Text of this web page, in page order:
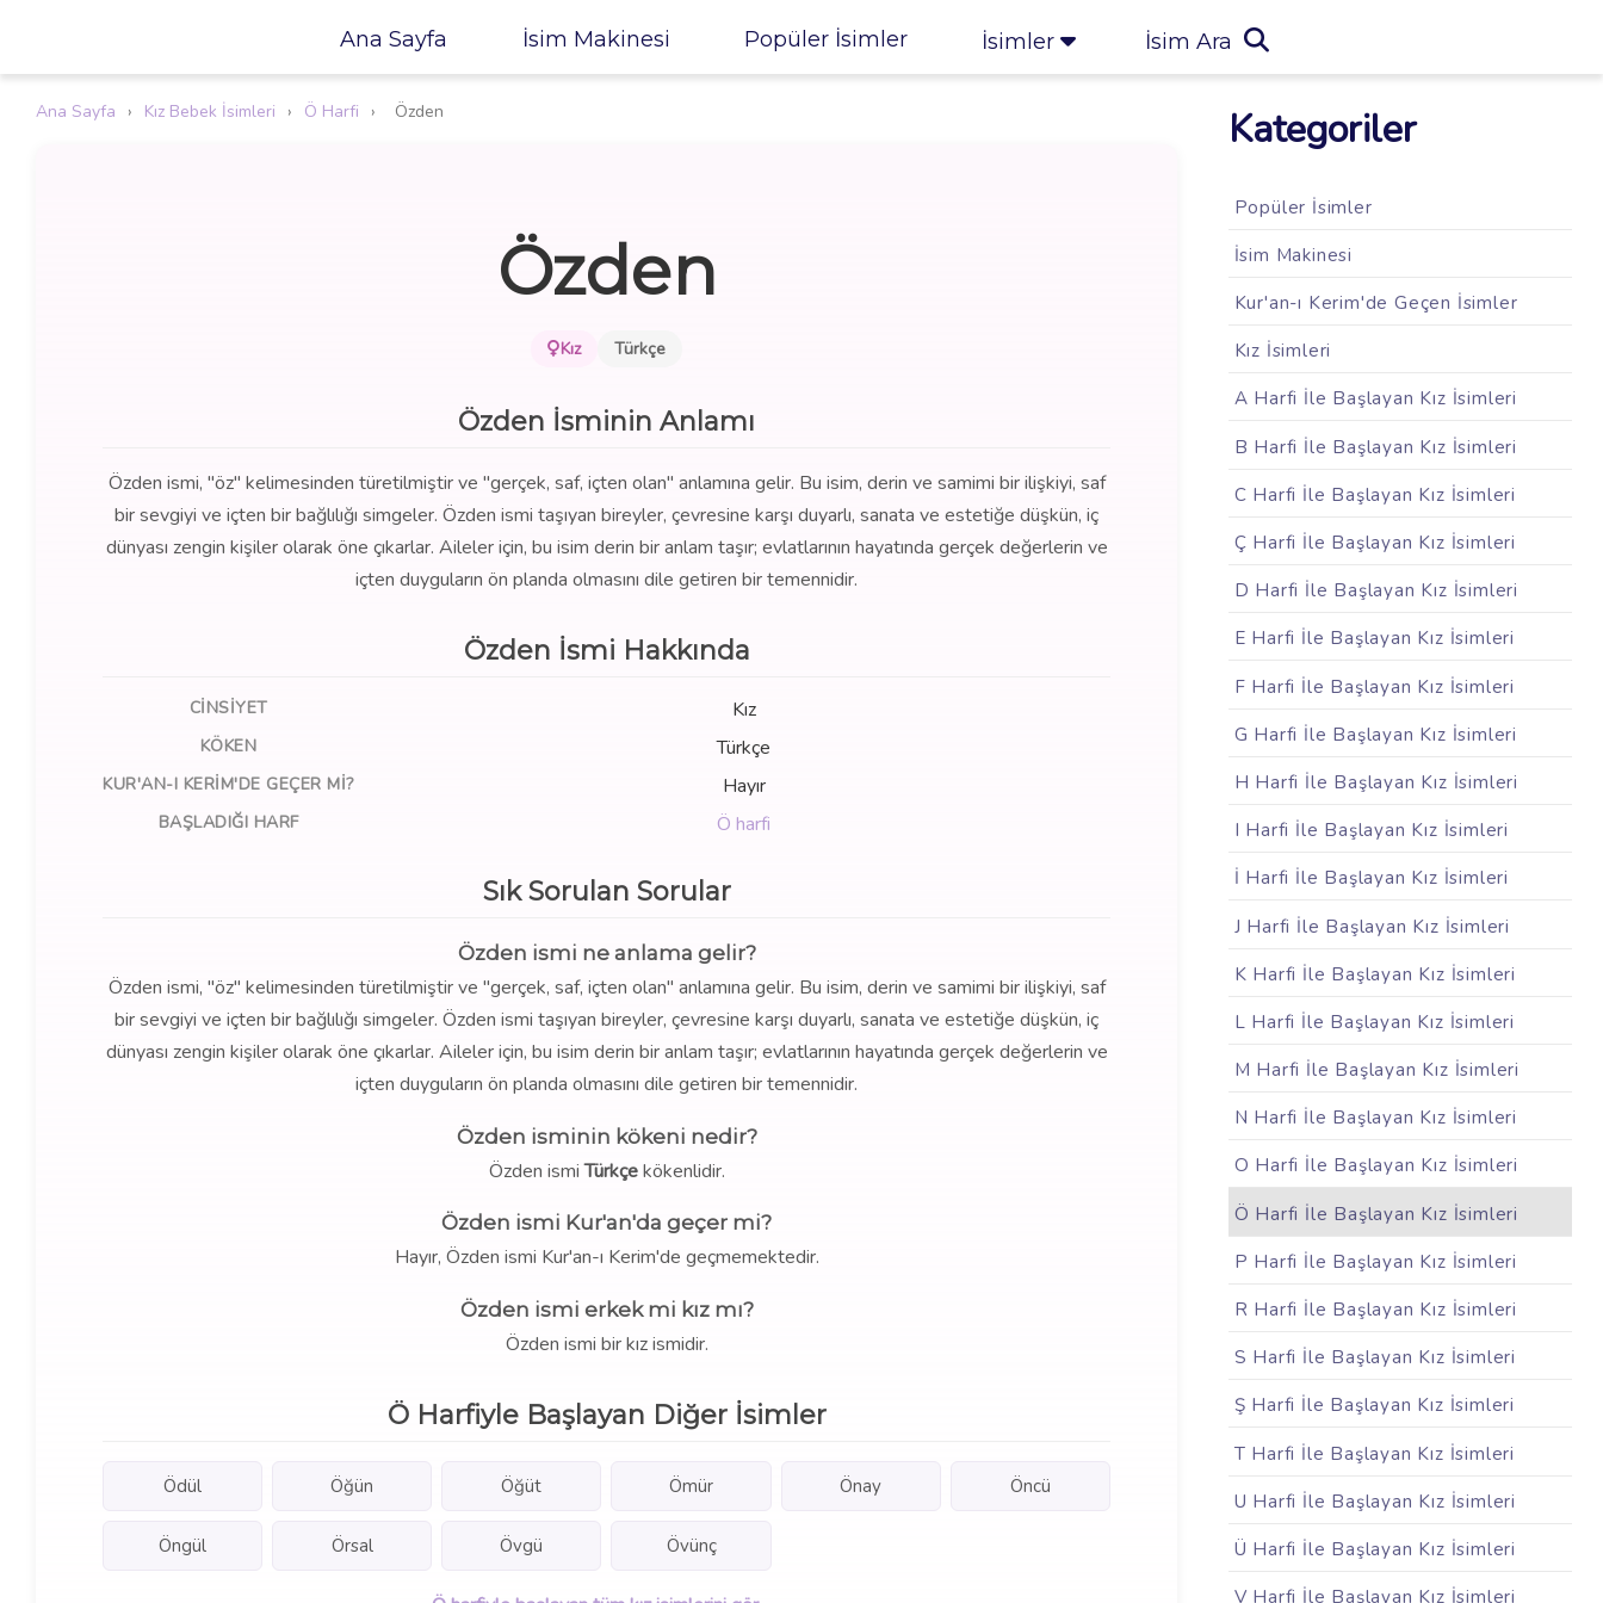
Ana Sayfa İsim Makinesi Popüler İsimler İsimler İsim Ara
Ana Sayfa › Kız Bebek İsimleri › Ö Harfi › Özden
Özden
Kız Türkçe
Özden İsminin Anlamı
Özden ismi, "öz" kelimesinden türetilmiştir ve "gerçek, saf, içten olan" anlamına gelir. Bu isim, derin ve samimi bir ilişkiyi, saf
bir sevgiyi ve içten bir bağlılığı simgeler. Özden ismi taşıyan bireyler, çevresine karşı duyarlı, sanata ve estetiğe düşkün, iç
dünyası zengin kişiler olarak öne çıkarlar. Aileler için, bu isim derin bir anlam taşır; evlatlarının hayatında gerçek değerlerin ve
içten duyguların ön planda olmasını dile getiren bir temennidir.
Özden İsmi Hakkında
CINSIYET Kız
KÖKEN Türkçe
KUR'AN-I KERIM'DE GEÇER MI? Hayır
BAŞLADIĞI HARF Ö harfi
Sık Sorulan Sorular
Özden ismi ne anlama gelir?
Özden ismi, "öz" kelimesinden türetilmiştir ve "gerçek, saf, içten olan" anlamına gelir. Bu isim, derin ve samimi bir ilişkiyi, saf
bir sevgiyi ve içten bir bağlılığı simgeler. Özden ismi taşıyan bireyler, çevresine karşı duyarlı, sanata ve estetiğe düşkün, iç
dünyası zengin kişiler olarak öne çıkarlar. Aileler için, bu isim derin bir anlam taşır; evlatlarının hayatında gerçek değerlerin ve
içten duyguların ön planda olmasını dile getiren bir temennidir.
Özden isminin kökeni nedir?
Özden ismiTürkçekökenlidir.
Özden ismi Kur'an'da geçer mi?
Hayır, Özden ismi Kur'an-ı Kerim'de geçmemektedir.
Özden ismi erkek mi kız mı?
Özden ismi bir kız ismidir.
Ö Harfiyle Başlayan Diğer İsimler
Ödül Öğün Öğüt Ömür Önay Öncü
Öngül Örsal Övgü Övünç
Kategoriler
Popüler İsimler
İsim Makinesi
Kur'an-ı Kerim'de Geçen İsimler
Kız İsimleri
A Harfi İle Başlayan Kız İsimleri
B Harfi İle Başlayan Kız İsimleri
C Harfi İle Başlayan Kız İsimleri
Ç Harfi İle Başlayan Kız İsimleri
D Harfi İle Başlayan Kız İsimleri
E Harfi İle Başlayan Kız İsimleri
F Harfi İle Başlayan Kız İsimleri
G Harfi İle Başlayan Kız İsimleri
H Harfi İle Başlayan Kız İsimleri
I Harfi İle Başlayan Kız İsimleri
İ Harfi İle Başlayan Kız İsimleri
J Harfi İle Başlayan Kız İsimleri
K Harfi İle Başlayan Kız İsimleri
L Harfi İle Başlayan Kız İsimleri
M Harfi İle Başlayan Kız İsimleri
N Harfi İle Başlayan Kız İsimleri
O Harfi İle Başlayan Kız İsimleri
Ö Harfi İle Başlayan Kız İsimleri
P Harfi İle Başlayan Kız İsimleri
R Harfi İle Başlayan Kız İsimleri
S Harfi İle Başlayan Kız İsimleri
Ş Harfi İle Başlayan Kız İsimleri
T Harfi İle Başlayan Kız İsimleri
U Harfi İle Başlayan Kız İsimleri
Ü Harfi İle Başlayan Kız İsimleri
V Harfi İle Başlayan Kız İsimleri